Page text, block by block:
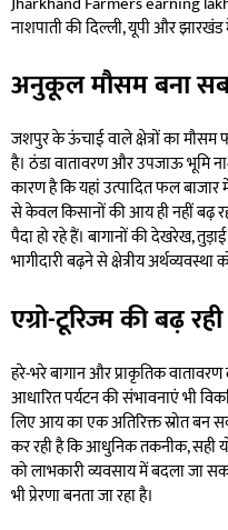
अनुकूल मौसम बना
जशपुर के ऊंचाई वाले क्षेत्रों का मौसम
है। ठंडा वातावरण और उपजाऊ भूमि
कारण है कि यहां उत्पादित फल बाजार
से केवल किसानों की आय ही नहीं बढ़
पैदा हो रहे हैं। बागानों की देखरेख,
भागीदारी बढ़ने से क्षेत्रीय अर्थव्यवस्था
एग्रो-टूरिज्म की बढ़
हरे-भरे बागान और प्राकृतिक
आधारित पर्यटन की संभावनाएं भी
लिए आय का एक अतिरिक्त स्रोत बन
कर रही है कि आधुनिक तकनीक, सही
को लाभकारी व्यवसाय में बदला जा
भी प्रेरणा बनता जा रहा है।